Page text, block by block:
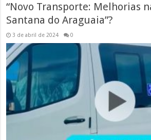
“Novo Transporte: Melhorias
Santana do Araguaia”?
3 de abril de 2024 0